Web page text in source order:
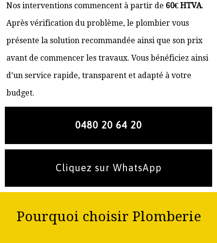
Nos interventions commencent à partir de 60€ HTVA.
Après vérification du problème, le plombier vous
présente la solution recommandée ainsi que son prix
avant de commencer les travaux. Vous bénéficiez ainsi
d’un service rapide, transparent et adapté à votre
budget.
0480 20 64 20
Cliquez sur WhatsApp
Pourquoi choisir Plomberie